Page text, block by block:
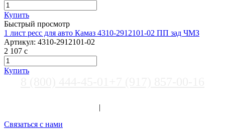
Купить
Быстрый просмотр
1 лист ресс для авто Камаз 4310-2912101-02 ПП зад ЧМЗ
Артикул: 4310-2912101-02
2 107 c
Купить
|
Связаться с нами